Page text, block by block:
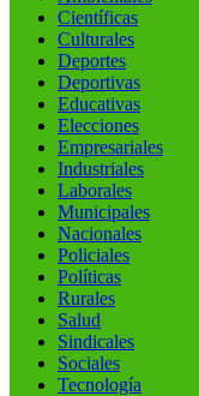
Científicas
Culturales
Deportes
Deportivas
Educativas
Elecciones
Empresariales
Industriales
Laborales
Municipales
Nacionales
Policiales
Políticas
Rurales
Salud
Sindicales
Sociales
Tecnología